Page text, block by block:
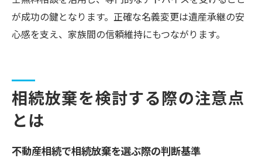
が成功の鍵となります。正確な名義変更は遺産承継の安
心感を支え、家族間の信頼維持にもつながります。
相続放棄を検討する際の注意点
とは
不動産相続で相続放棄を選ぶ際の判断基準